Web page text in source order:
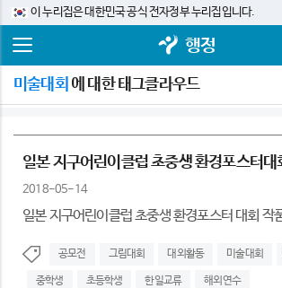
이 누리집은 대한민국 공식 전자정부 누리집입니다.
행정
미술대회 에 대한 태그클라우드
일본 지구어린이클럽 초중생 환경포스터대
2018-05-14
일본 지구어린이클럽 초중생 환경포스터 대회 작
공모전 그림대회 대외활동 미술대회
중학생 초등학생 한일교류 해외연수